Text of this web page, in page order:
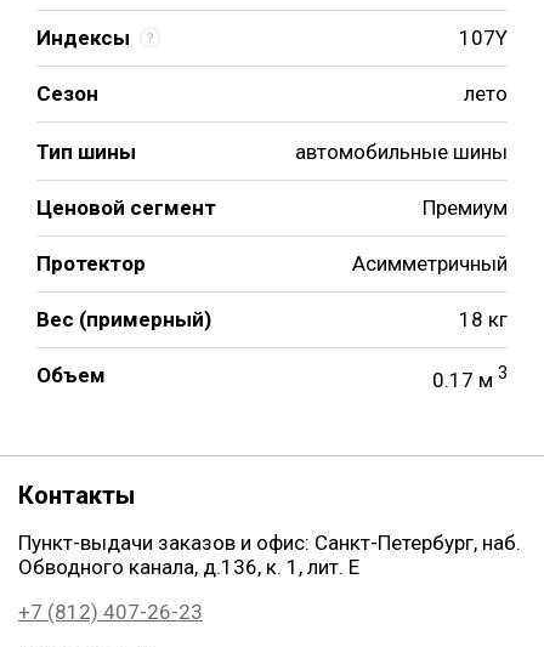
Индексы 107Y
Сезон лето
Тип шины автомобильные шины
Ценовой сегмент Премиум
Протектор Асимметричный
Вес (примерный) 18 кг
Объем 0.17 м 3
Контакты
Пункт-выдачи заказов и офис: Санкт-Петербург, наб.
Обводного канала, д.136, к. 1, лит. Е
+7 (812) 407-26-23